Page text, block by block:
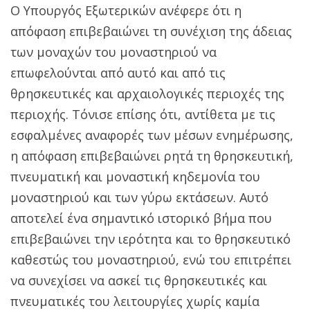
Ο Υπουργός Εξωτερικών ανέφερε ότι η
απόφαση επιβεβαιώνει τη συνέχιση της άδειας
των μοναχών του μοναστηριού να
επωφελούνται από αυτό και από τις
θρησκευτικές και αρχαιολογικές περιοχές της
περιοχής. Τόνισε επίσης ότι, αντίθετα με τις
εσφαλμένες αναφορές των μέσων ενημέρωσης,
η απόφαση επιβεβαιώνει ρητά τη θρησκευτική,
πνευματική και μοναστική κηδεμονία του
μοναστηριού και των γύρω εκτάσεων. Αυτό
αποτελεί ένα σημαντικό ιστορικό βήμα που
επιβεβαιώνει την ιερότητα και το θρησκευτικό
καθεστώς του μοναστηριού, ενώ του επιτρέπει
να συνεχίσει να ασκεί τις θρησκευτικές και
πνευματικές του λειτουργίες χωρίς καμία